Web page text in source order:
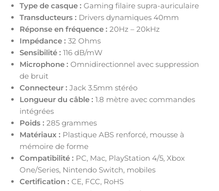
Type de casque : Gaming filaire supra-auriculaire
Transducteurs : Drivers dynamiques 40mm
Réponse en fréquence : 20Hz – 20kHz
Impédance : 32 Ohms
Sensibilité : 116 dB/mW
Microphone : Omnidirectionnel avec suppression
de bruit
Connecteur : Jack 3.5mm stéréo
Longueur du câble : 1.8 mètre avec commandes
intégrées
Poids : 285 grammes
Matériaux : Plastique ABS renforcé, mousse à
mémoire de forme
Compatibilité : PC, Mac, PlayStation 4/5, Xbox
One/Series, Nintendo Switch, mobiles
Certification : CE, FCC, RoHS